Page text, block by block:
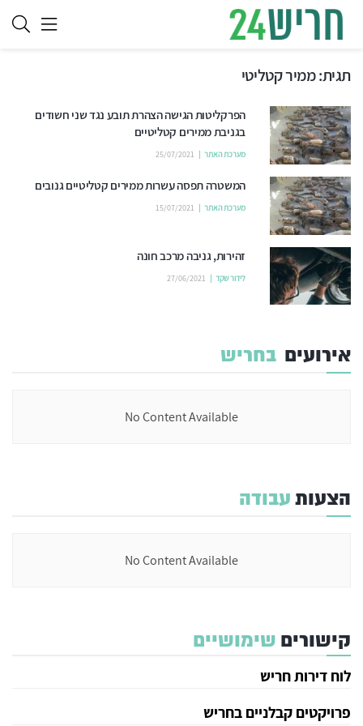
תגית:ממיר קטליטי
הפרקליטות הגישה הצהרת תובע נגד שני חשודים
בגניבת ממירים קטליטיים
מערכת האתר 25/07/2021
המשטרה תפסה עשרות ממירים קטליטיים גנובים
מערכת האתר 15/07/2021
זהירות, גניבה מרכב חונה
לידור שקד 27/06/2021
אירועים בחריש
No Content Available
הצעותעבודה
No Content Available
קישורים שימושיים
לוח דירות חריש
פרויקטים קבלניים בחריש